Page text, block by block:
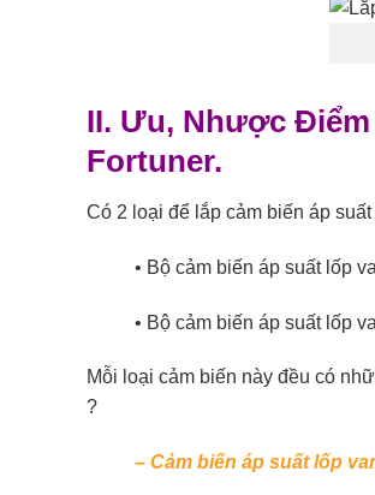
II. Ưu, Nhược Điểm
Fortuner.
Có 2 loại để lắp cảm biến áp
• Bộ cảm biến áp suất lốp
• Bộ cảm biến áp suất lốp
Mỗi loại cảm biến này đều có
?
– Cảm biến áp suất lốp